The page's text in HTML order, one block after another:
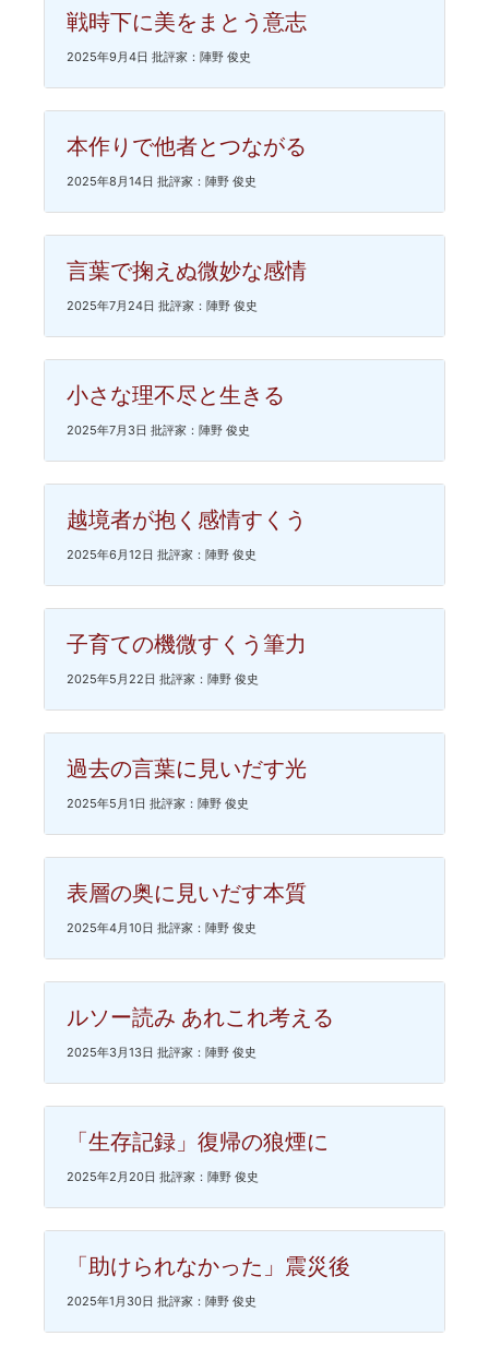
戦時下に美をまとう意志
2025年9月4日 批評家：陣野 俊史
本作りで他者とつながる
2025年8月14日 批評家：陣野 俊史
言葉で掬えぬ微妙な感情
2025年7月24日 批評家：陣野 俊史
小さな理不尽と生きる
2025年7月3日 批評家：陣野 俊史
越境者が抱く感情すくう
2025年6月12日 批評家：陣野 俊史
子育ての機微すくう筆力
2025年5月22日 批評家：陣野 俊史
過去の言葉に見いだす光
2025年5月1日 批評家：陣野 俊史
表層の奥に見いだす本質
2025年4月10日 批評家：陣野 俊史
ルソー読み あれこれ考える
2025年3月13日 批評家：陣野 俊史
「生存記録」復帰の狼煙に
2025年2月20日 批評家：陣野 俊史
「助けられなかった」震災後
2025年1月30日 批評家：陣野 俊史